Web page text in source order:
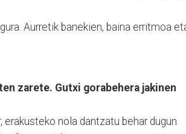
Aurretik banekien, baina erritmoa
zarete. Gutxi gorabehera jakinen
nola dantzatu behar dugun.